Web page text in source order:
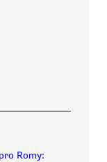
Romy: